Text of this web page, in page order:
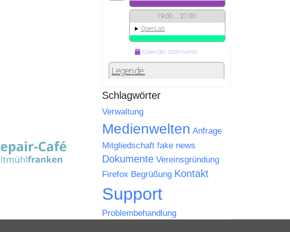
Schlagwörter
Verwaltung
Medienwelten Anfrage
Mitgliedschaft fake news
Dokumente Vereinsgründung
Firefox Begrüßung Kontakt
Support
Problembehandlung